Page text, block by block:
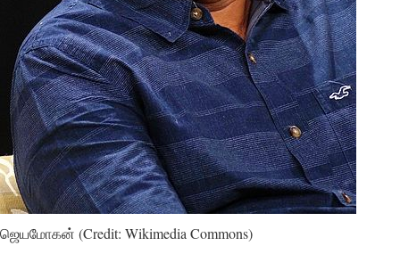
ஜெயமோகன் (Credit: Wikimedia Commons)